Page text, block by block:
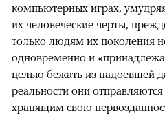
компьютерных играх,
их человеческие черты,
только людям их поколения
одновременно и
целью бежать из надоевшей
реальности они
хранящим свою